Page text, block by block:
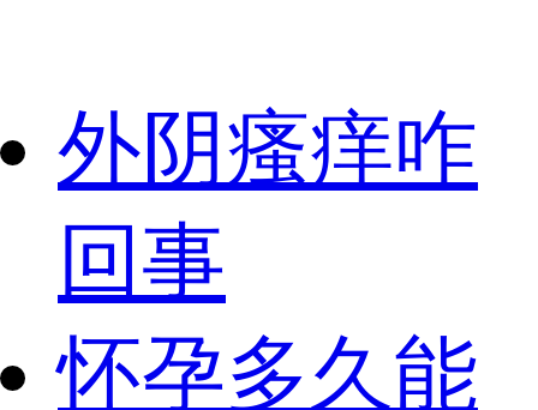
外阴瘙痒咋
回事
怀孕多久能